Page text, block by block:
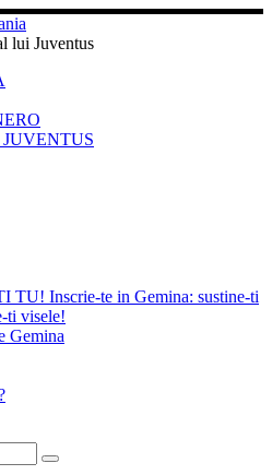
lui Juventus
TU! Inscrie-te in Gemina: sustine-ti
ti visele!
Gemina
Caută...